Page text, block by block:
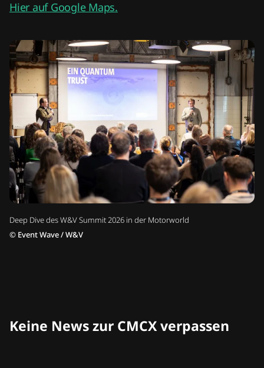
Deep Dive des W&V Summit 2026 in der Motorworld
© Event Wave / W&V
Hier auf Google Maps.
Keine News zur CMCX verpassen